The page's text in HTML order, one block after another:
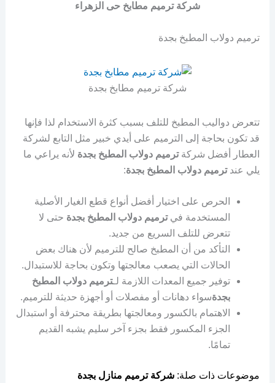
شركة ترميم مطابخ حى الزهراء
ترميم دولاب المطبخ بجدة
شركة ترميم مطابخ بجدة
تتعرض دواليب المطبخ للتلف بسبب كثرة الاستخدام لذا فإنها
قد تكون بحاجة إلى الترميم على أيدي خبير مثل التابع لشركة
العطار أفضل شركةترميم دولاب المطبخ بجدة لأنه يراعي ما
يلي عندترميم دولاب المطبخ بجدة:
الحرص على اختيار أفضل أنواع قطع الغيار الأصلية
المستخدمة فيترميم دولاب المطبخ بجدة حتى لا
تتعرض للتلف السريع من جديد.
التأكد من أن المطبخ صالح للترميم لأن هناك بعض
الحالات التي يصعب معالجتها وتكون بحاجة للاستبدال.
توفير جميع المعدات اللازمة لـترميم دولاب المطبخ
بجدةسواء دهانات أو مفصلات أو أجهزة حديثة للترميم.
الاهتمام بالكسور ومعالجتها بطريقة محترفة أو استبدال
الجزء المكسور فقط بجزء آخر سليم يشبه القديم
تمامًا.
موضوعات ذات صلة: شركة ترميم منازل بجدة